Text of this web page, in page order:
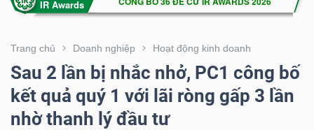
Trang chủ Doanh nghiệp Hoạt động kinh doanh
Sau 2 lần bị nhắc nhở, PC1 công bố
kết quả quý 1 với lãi ròng gấp 3 lần
nhờ thanh lý đầu tư
VIETSTOCK
CHỨNG
KHOÁN